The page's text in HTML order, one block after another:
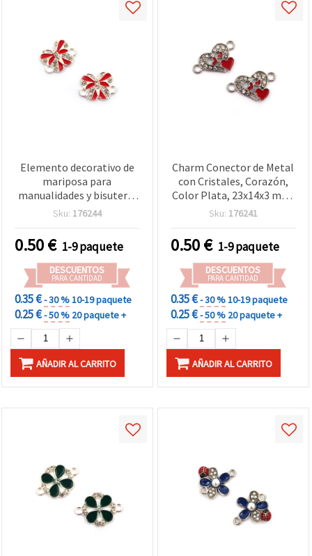
Elemento decorativo de
mariposa para
manualidades y bisutería
con acabado metálico
brillantes – 18 x 14 x 3
mm, agujero de 2 mm,
pack de 2
Sku: 176244
0.50€ 1-9 paquete
DESCUENTOS
PARA CANTIDAD
0.35 €- 30 %10-19 paquete
0.25 €- 50 % 20 paquete +
AÑADIR AL CARRITO
Charm Conector de Metal
con Cristales, Corazón,
Color Plata, 23x14x3 mm,
Agujero 2 mm - 2 uds, para
Sku: 176241
0.50€ 1-9 paquete
DESCUENTOS
PARA CANTIDAD
0.35 €- 30 %10-19 paquete
0.25 €- 50 % 20 paquete +
AÑADIR AL CARRITO